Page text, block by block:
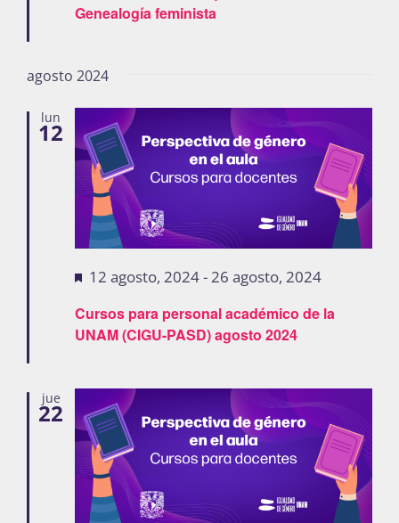
Publicaciones
Genealogía feminista
agosto 2024
lun
12
Cursos para personal académico de la
UNAM (CIGU-PASD) agosto 2024
Destacadas
12 agosto, 2024-26 agosto, 2024
jue
22